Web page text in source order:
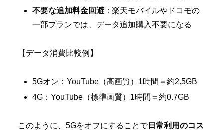
不要な追加料金回避 ：楽天モバイルやドコモの
一部プランでは、データ追加購入不要になる
【データ消費比較例】
5Gオン：YouTube（高画質）1時間＝約2.5GB
4G：YouTube（標準画質）1時間＝約0.7GB
このように、5Gをオフにすることで日常利用のコス